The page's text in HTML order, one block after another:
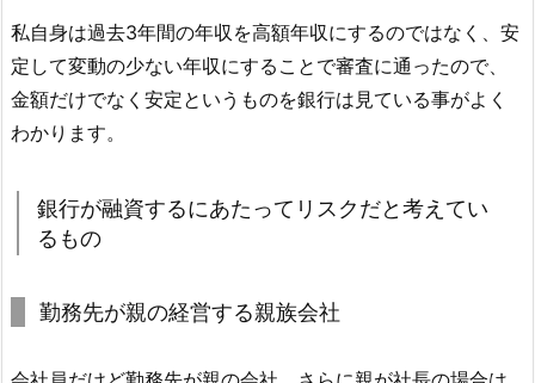
私自身は過去3年間の年収を高額年収にするのではなく、安
定して変動の少ない年収にすることで審査に通ったので、
金額だけでなく安定というものを銀行は見ている事がよく
わかります。
銀行が融資するにあたってリスクだと考えてい
るもの
勤務先が親の経営する親族会社